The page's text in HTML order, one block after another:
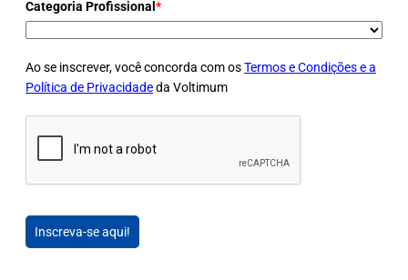
Categoria Profissional *
Ao se inscrever, você concorda com osTermos e Condições e a
Política de Privacidadeda Voltimum
Inscreva-se aqui!